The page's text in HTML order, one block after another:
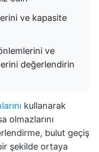
ve kapasite
ve
değerlendirin
kullanarak
olmazlarını
bulut geçiş
şekilde ortaya